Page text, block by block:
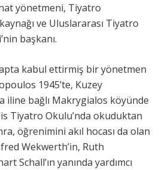
yönetmeni, Tiyatro
ve Uluslararası Tiyatro
başkanı.
kabul ettirmiş bir yönetmen
1945’te, Kuzey
iline bağlı Makrygialos köyünde
Tiyatro Okulu’nda okuduktan
öğrenimini akıl hocası da olan
Wekwerth’in, Ruth
Schall’ın yanında yardımcı